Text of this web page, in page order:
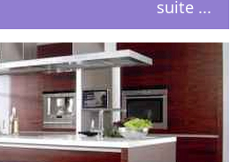
suite ...